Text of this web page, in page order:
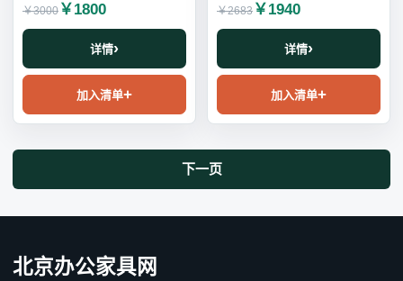
￥3000 ￥1800
详情
加入清单
￥2683 ￥1940
详情
加入清单
下一页
北京办公家具网